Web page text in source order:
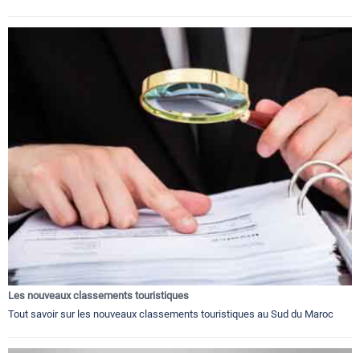
Les nouveaux classements touristiques
Tout savoir sur les nouveaux classements touristiques au Sud du Maroc